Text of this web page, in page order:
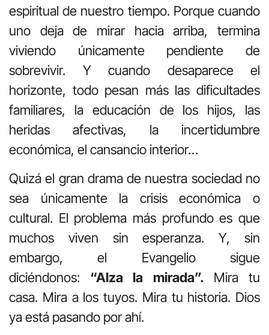
espiritual de nuestro tiempo. Porque cuando
uno deja de mirar hacia arriba, termina
viviendo únicamente pendiente de
sobrevivir. Y cuando desaparece el
horizonte, todo pesan más las dificultades
familiares, la educación de los hijos, las
heridas afectivas, la incertidumbre
económica, el cansancio interior…
Quizá el gran drama de nuestra sociedad no
sea únicamente la crisis económica o
cultural. El problema más profundo es que
muchos viven sin esperanza. Y, sin
embargo, el Evangelio sigue
diciéndonos: “Alza la mirada”. Mira tu
casa. Mira a los tuyos. Mira tu historia. Dios
ya está pasando por ahí.